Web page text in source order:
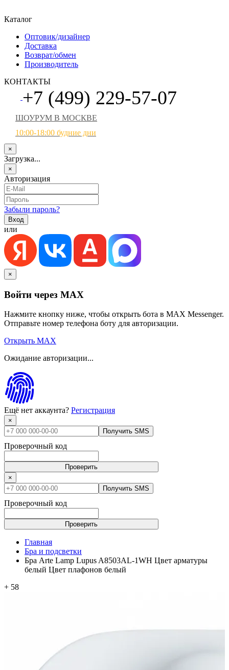
Каталог
Оптовик/дизайнер
Доставка
Возврат/обмен
Производитель
КОНТАКТЫ
+7 (499) 229-57-07
ШОУРУМ В МОСКВЕ
10:00-18:00 будние дни
×
Загрузка...
×
Авторизация
Забыли пароль?
или
×
Войти через MAX
Нажмите кнопку ниже, чтобы открыть бота в MAX Messenger.
Отправьте номер телефона боту для авторизации.
Открыть MAX
Ожидание авторизации...
Ещё нет аккаунта? Регистрация
×
Получить SMS
Проверочный код
Проверить
×
Получить SMS
Проверочный код
Проверить
Главная
Бра и подсветки
Бра Arte Lamp Lupus A8503AL-1WH Цвет арматуры
белый Цвет плафонов белый
+ 58